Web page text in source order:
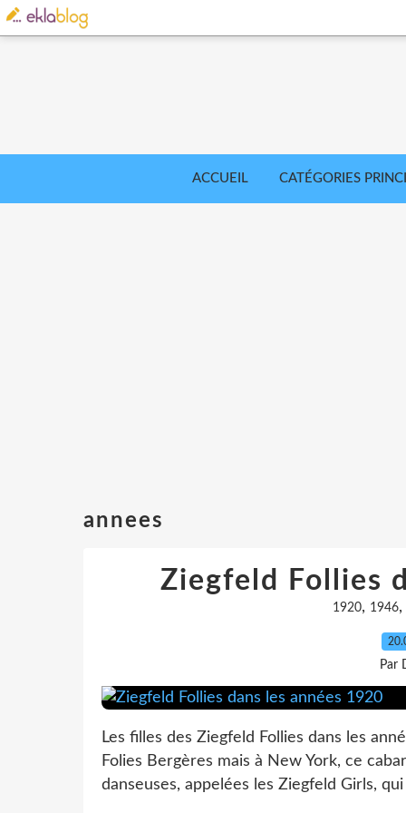
ACCUEIL CATÉGORIES
annees
Ziegfeld Follies
1920, 1946,
Par
Les filles des Ziegfeld Follies dans les
Folies Bergères mais à New York, ce
danseuses, appelées les Ziegfeld Girls,